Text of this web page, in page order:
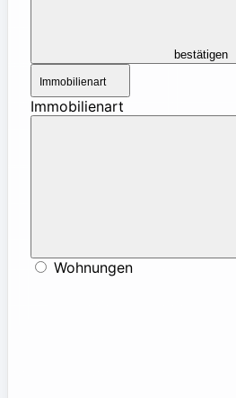
bestätigen
Immobilienart
Immobilienart
Wohnungen